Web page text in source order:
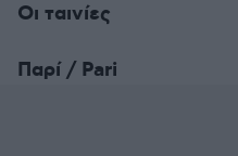
Οι ταινίες
Παρί / Pari